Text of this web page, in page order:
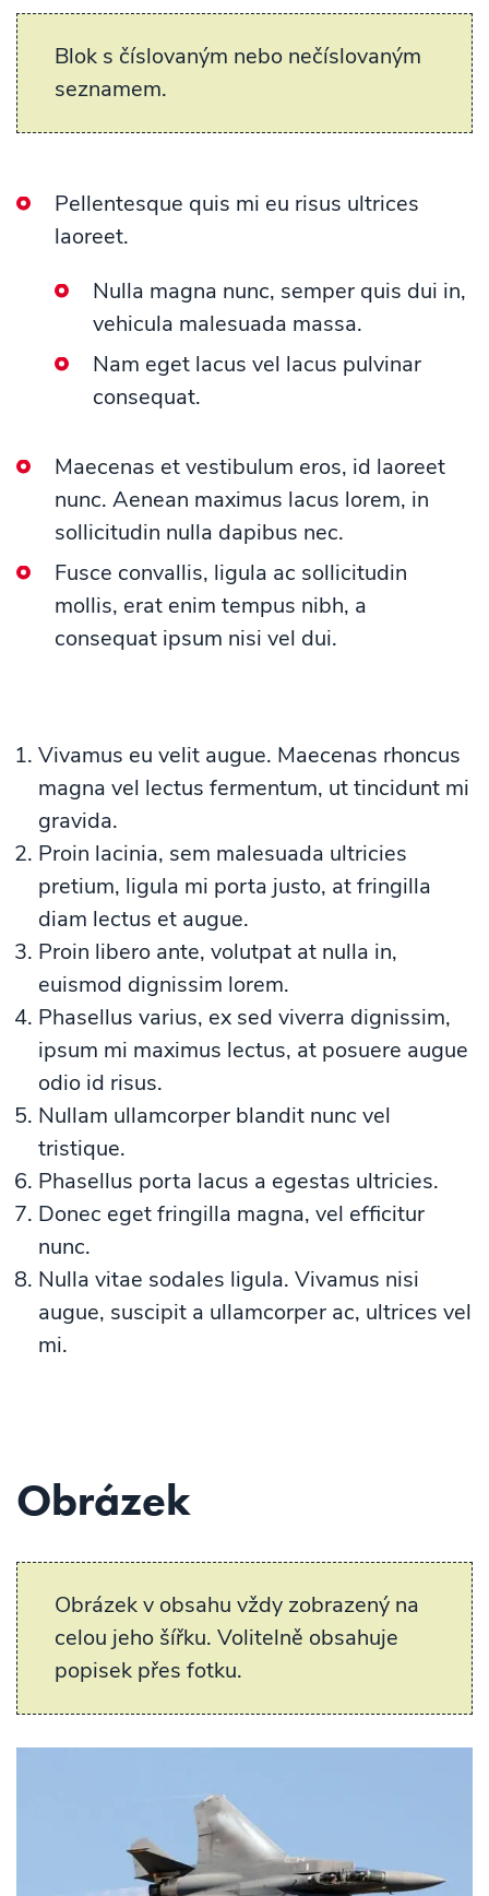
Blok s číslovaným nebo nečíslovaným
seznamem.
Pellentesque quis mi eu risus ultrices
laoreet.
Nulla magna nunc, semper quis dui in,
vehicula malesuada massa.
Nam eget lacus vel lacus pulvinar
consequat.
Maecenas et vestibulum eros, id laoreet
nunc. Aenean maximus lacus lorem, in
sollicitudin nulla dapibus nec.
Fusce convallis, ligula ac sollicitudin
mollis, erat enim tempus nibh, a
consequat ipsum nisi vel dui.
Vivamus eu velit augue. Maecenas rhoncus
magna vel lectus fermentum, ut tincidunt mi
gravida.
Proin lacinia, sem malesuada ultricies
pretium, ligula mi porta justo, at fringilla
diam lectus et augue.
Proin libero ante, volutpat at nulla in,
euismod dignissim lorem.
Phasellus varius, ex sed viverra dignissim,
ipsum mi maximus lectus, at posuere augue
odio id risus.
Nullam ullamcorper blandit nunc vel
tristique.
Phasellus porta lacus a egestas ultricies.
Donec eget fringilla magna, vel efficitur
nunc.
Nulla vitae sodales ligula. Vivamus nisi
augue, suscipit a ullamcorper ac, ultrices vel
mi.
Obrázek
Obrázek v obsahu vždy zobrazený na
celou jeho šířku. Volitelně obsahuje
popisek přes fotku.